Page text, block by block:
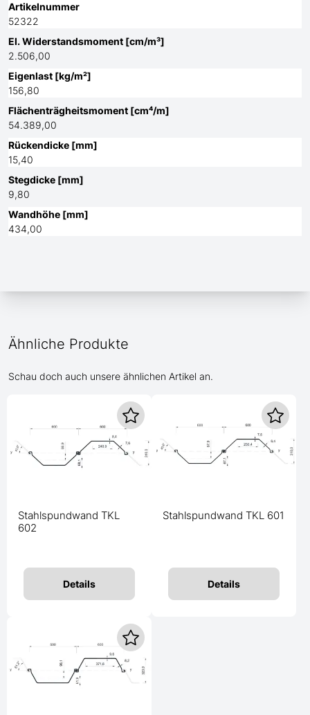
Artikelnummer
52322
El. Widerstandsmoment [cm/m³]
2.506,00
Eigenlast [kg/m²]
156,80
Flächenträgheitsmoment [cm⁴/m]
54.389,00
Rückendicke [mm]
15,40
Stegdicke [mm]
9,80
Wandhöhe [mm]
434,00
Ähnliche Produkte
Schau doch auch unsere ähnlichen Artikel an.
Stahlspundwand TKL
602
Details
Stahlspundwand TKL 601
Details